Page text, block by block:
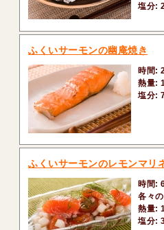
塩分:
ふくいサーモンの幽庵焼き
時間:
熱量:
塩分:
ふくいサーモンのレモンマリ
時間:
各々
熱量:
塩分: